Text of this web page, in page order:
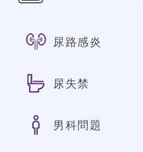
尿路感炎
尿失禁
男科問題